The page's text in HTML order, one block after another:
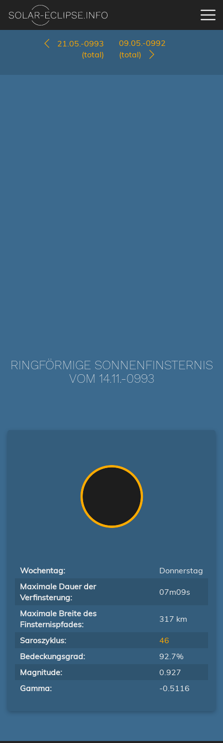
21.05.-0993
(total)
09.05.-0992
(total)
RINGFÖRMIGE SONNENFINSTERNIS
VOM 14.11.-0993
Wochentag:
Donnerstag
Maximale Dauer der
Verfinsterung:
07m09s
Maximale Breite des
Finsternispfades:
317 km
Saroszyklus:
46
Bedeckungsgrad:
92.7%
Magnitude:
0.927
Gamma:
-0.5116